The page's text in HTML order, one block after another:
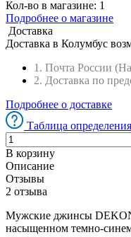
Кол-во в магазине: 1
Подробнее о магазине
Доставка
Доставка в Колумбус
1. Почта России
2. Доставка по
Подробнее о доставке
Таблица
В корзину
Описание
Отзывы
2 отзыва
Мужские джинсы
насыщенном темно-